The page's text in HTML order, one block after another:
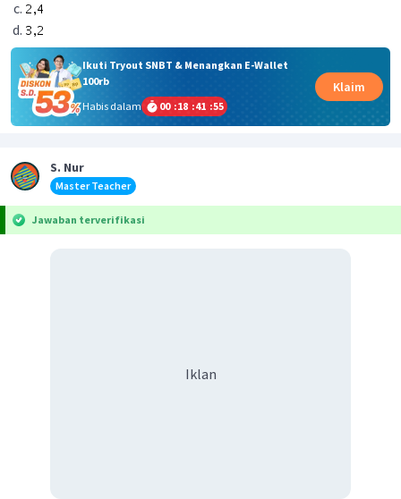
Ikuti Tryout SNBT & Menangkan E-Wallet
100rb
Habis dalam
00 :18 :41 :55
Klaim
S. Nur
Master Teacher
Jawaban terverifikasi
Iklan